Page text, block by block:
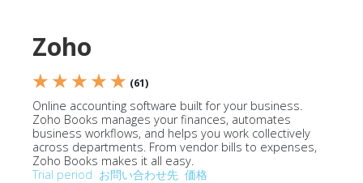
Zoho
★ ★ ★ ★ ★ (61)
Online accounting software built for your business.
Zoho Books manages your finances, automates
business workflows, and helps you work collectively
across departments. From vendor bills to expenses,
Zoho Books makes it all easy.
Trial period お問い合わせ先 価格